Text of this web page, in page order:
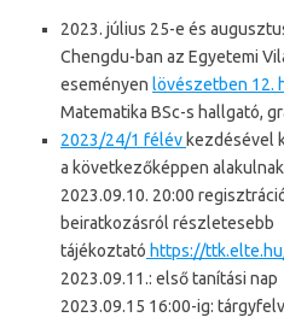
2023. július 25-e és
Chengdu-ban az Egyetemi
eseményen lövészetben 12.
Matematika BSc-s hallgató,
2023/24/1 félév kezdésével
a következőképpen
2023.09.10. 20:00
beiratkozásról részletesebb
tájékoztató https://
2023.09.11.: első tanítási nap
2023.09.15 16:00-ig: